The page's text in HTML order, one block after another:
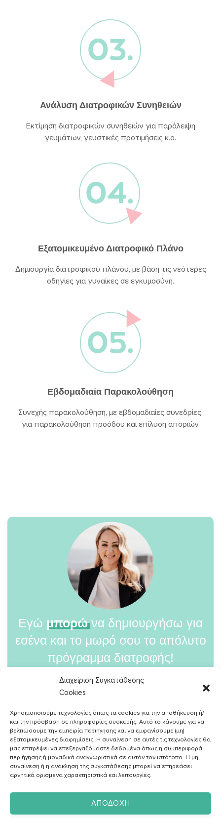
Διαχείριση Συγκατάθεσης
Cookies
Χρησιμοποιούμε τεχνολογίες όπως τα cookies για την αποθήκευση ή/
και την πρόσβαση σε πληροφορίες συσκευής. Αυτό το κάνουμε για να
βελτιώσουμε την εμπειρία περιήγησης και να εμφανίσουμε (μη)
εξατομικευμένες διαφημίσεις. Η συναίνεση σε αυτές τις τεχνολογίες θα
μας επιτρέψει να επεξεργαζόμαστε δεδομένα όπως η συμπεριφορά
περιήγησης ή μοναδικά αναγνωριστικά σε αυτόν τον ιστότοπο. Η μη
συναίνεση ή η ανάκληση της συγκατάθεσης μπορεί να επηρεάσει
αρνητικά ορισμένα χαρακτηριστικά και λειτουργίες.
ΑΠΟΔΟΧΉ
Ανάλυση Διατροφικών Συνηθειών
Εκτίμηση διατροφικών συνηθειών για παράλειψη
γευμάτων, γευστικές προτιμήσεις κ.α.
Εξατομικευμένο Διατροφικό Πλάνο
Δημιουργία διατροφικού πλάνου, με βάση τις νεότερες
οδηγίες για γυναίκες σε εγκυμοσύνη.
Εβδομαδιαία Παρακολούθηση
Συνεχής παρακολούθηση, με εβδομαδιαίες συνεδρίες,
για παρακολούθηση προόδου και επίλυση αποριών.
Εγώ μπορώνα δημιουργήσω για
εσένα και το μωρό σου το απόλυτο
πρόγραμμα διατροφής!
Εσύ
θέλεις;
ΘΕΛΩ ΚΑΙ ΝΙΩΘΩ ΕΤΟΙΜΗ